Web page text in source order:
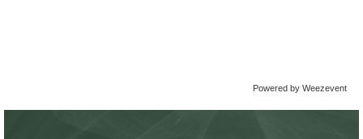
Powered by Weezevent